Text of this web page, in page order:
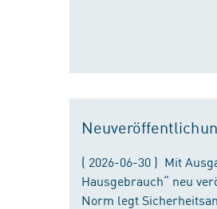
( 2026-06-30 ) Mit
Hausgebrauch“ neu
Norm legt